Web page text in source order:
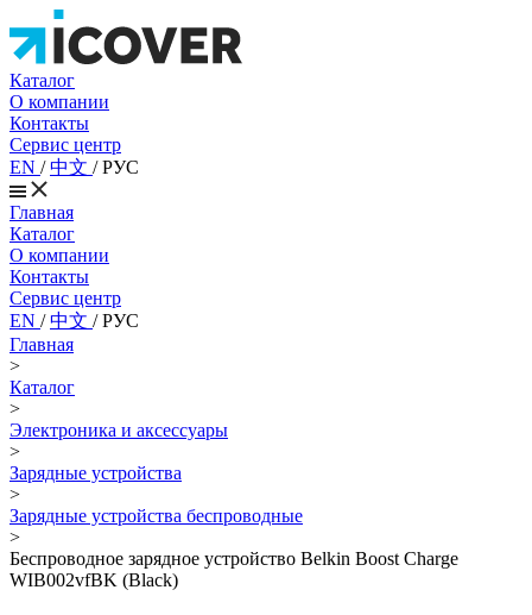
Каталог
О компании
Контакты
Сервис центр
EN /中文 /РУС
Главная
Каталог
О компании
Контакты
Сервис центр
EN /中文 /РУС
Главная
>
Каталог
>
Электроника и аксессуары
>
Зарядные устройства
>
Зарядные устройства беспроводные
>
Беспроводное зарядное устройство Belkin Boost Charge
WIB002vfBK (Black)